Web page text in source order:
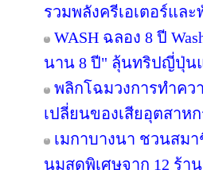
รวมพลังครีเอเตอร์แล
WASH ฉลอง 8 ปี
นาน 8 ปี" ลุ้นทริปญี่ปุ่นแ
พลิกโฉมวงการทำคว
เปลี่ยนของเสียอุตสาห
เมกาบางนา ชวนสม
นมสุดพิเศษจาก 12 ร้า